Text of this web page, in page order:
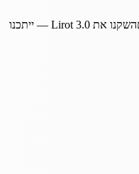
השקנו את Lirot 3.0— ייתכנו